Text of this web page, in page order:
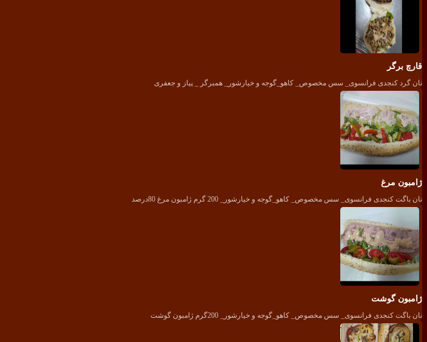
قارچ برگر
نان گرد کنجدی فرانسوی_ سس مخصوص_ کاهو_گوجه و خیارشور_ همبرگر _ پیاز و جعفری
ژامبون مرغ
نان باگت کنجدی فرانسوی_ سس مخصوص_ کاهو_گوجه و خیارشور_ 200 گرم ژامبون مرغ 80درصد
ژامبون گوشت
نان باگت کنجدی فرانسوی_ سس مخصوص_ کاهو_گوجه و خیارشور_ 200گرم ژامبون گوشت